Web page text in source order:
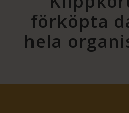
förköpta
hela